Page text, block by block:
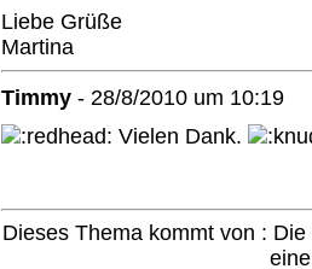
Liebe Grüße
Martina
Timmy - 28/8/2010 um 10:19
Vielen Dank.
Dieses Thema kommt von :